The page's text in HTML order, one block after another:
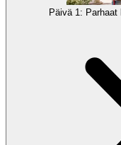
Päivä 1: